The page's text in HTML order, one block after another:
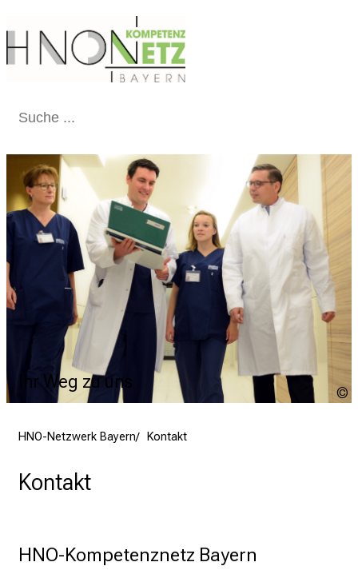
Ihr Weg zu uns
HNO-Netzwerk Bayern Kontakt
Kontakt
HNO-Kompetenznetz Bayern